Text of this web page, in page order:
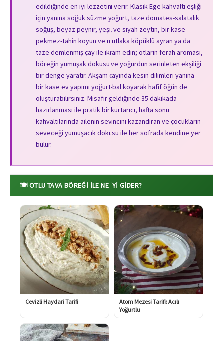
edildiğinde en iyi lezzetini verir. Klasik Ege kahvaltı eşliği
için yanına soğuk süzme yoğurt, taze domates-salatalık
söğüş, beyaz peynir, yeşil ve siyah zeytin, bir kase
pekmez-tahin koyun ve mutlaka köpüklü ayran ya da
taze demlenmiş çay ile ikram edin; otların ferah aroması,
böreğin yumuşak dokusu ve yoğurdun serinleten ekşiliği
bir denge yaratır. Akşam çayında kesin dilimleri yanına
bir kase ev yapımı yoğurt-bal koyarak hafif öğün de
oluşturabilirsiniz. Misafir geldiğinde 35 dakikada
hazırlanması ile pratik bir kurtarıcı, hafta sonu
kahvaltılarında ailenin sevincini kazandıran ve çocukların
seveceği yumuşacık dokusu ile her sofrada kendine yer
bulur.
🍽️ OTLU TAVA BÖREĞI ILE NE İYI GIDER?
Cevizli Haydari Tarifi
Atom Mezesi Tarifi: Acılı
Yoğurtlu